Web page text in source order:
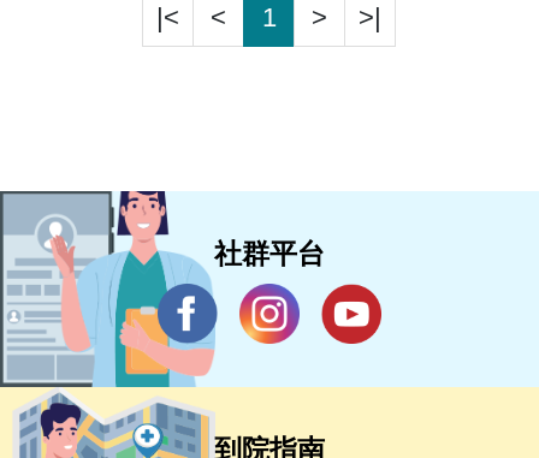
|< < 1 > >|
社群平台
到院指南